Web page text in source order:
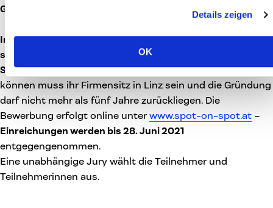
Details zeigen
OK
Geschäftsführer der Creative Region
Im Kick-off-Monat Juli stehen Linzer Startups im Fokus–
sie können sich ab sofort für die exklusiven
Schaufensterflächen bewerben. Um teilnehmen zu
können muss ihr Firmensitz in Linz sein und die Gründung
darf nicht mehr als fünf Jahre zurückliegen. Die
Bewerbung erfolgt online unterwww.spot-on-spot.at –
Einreichungen werden bis 28. Juni 2021
entgegengenommen.
Eine unabhängige Jury wählt die Teilnehmer und
Teilnehmerinnen aus.